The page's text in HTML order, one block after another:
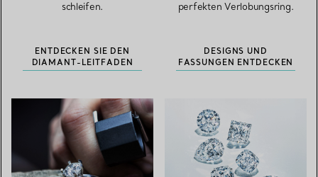
schleifen.
ENTDECKEN SIE DEN
DIAMANT-LEITFADEN
perfekten Verlobungsring.
DESIGNS UND
FASSUNGEN ENTDECKEN